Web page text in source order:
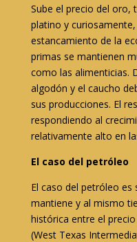
Sube el precio del oro,
platino y
estancamiento de la
primas se mantienen
como las alimenticias.
algodón y el caucho
sus producciones. El
respondiendo al
relativamente alto en
El caso del petróleo
El caso del petróleo
mantiene y al mismo
histórica entre el
(West Texas